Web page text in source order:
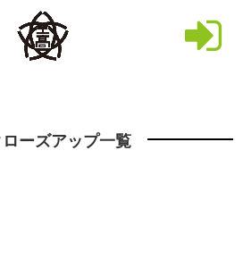
ーズアップ一覧